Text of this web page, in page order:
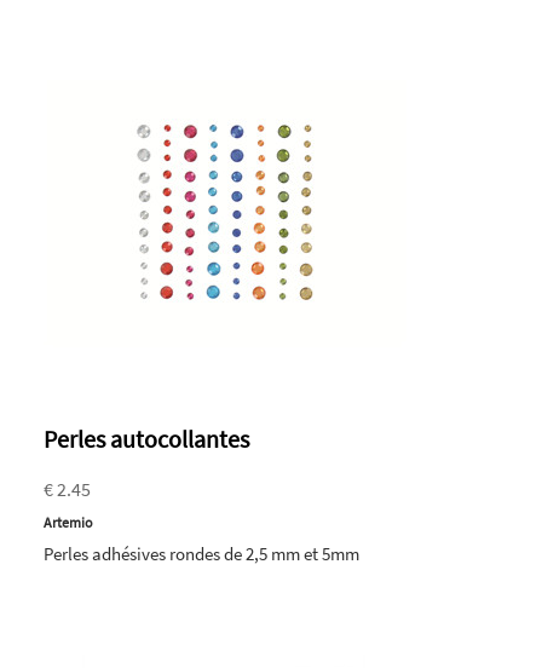
Perles autocollantes
€ 2.45
Artemio
Perles adhésives rondes de 2,5 mm et 5mm